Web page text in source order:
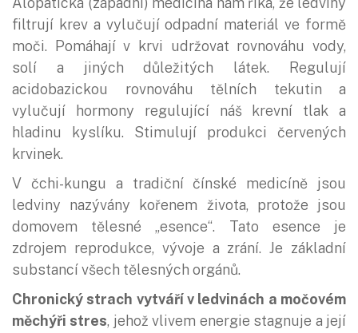
filtrují krev a vylučují odpadní materiál ve formě
moči. Pomáhají v krvi udržovat rovnováhu vody,
solí a jiných důležitých látek. Regulují
acidobazickou rovnováhu tělních tekutin a
vylučují hormony regulující náš krevní tlak a
hladinu kyslíku. Stimulují produkci červených
krvinek.
V čchi-kungu a tradiční čínské medicíně jsou
ledviny nazývány kořenem života, protože jsou
domovem tělesné „esence“. Tato esence je
zdrojem reprodukce, vývoje a zrání. Je základní
substancí všech tělesných orgánů.
Chronický strach vytváří v ledvinách a močovém
měchýři stres, jehož vlivem energie stagnuje a její